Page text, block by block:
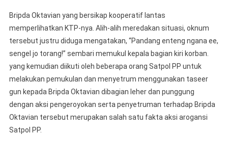
Bripda Oktavian yang bersikap kooperatif lantas
memperlihatkan KTP-nya. Alih-alih meredakan situasi, oknum
tersebut justru diduga mengatakan, “Pandang enteng ngana ee,
sengel jo torang!” sembari memukul kepala bagian kiri korban.
yang kemudian diikuti oleh beberapa orang Satpol PP untuk
melakukan pemukulan dan menyetrum menggunakan taseer
gun kepada Bripda Oktavian dibagian leher dan punggung
dengan aksi pengeroyokan serta penyetruman terhadap Bripda
Oktavian tersebut merupakan salah satu fakta aksi arogansi
Satpol PP.